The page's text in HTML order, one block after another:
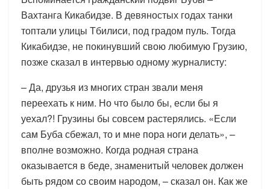
Вахтанга Кикабидзе. В девяностых годах танки
топтали улицы Тбилиси, под градом пуль. Тогда
Кикабидзе, не покинувший свою любимую Грузию,
позже сказал в интервью одному журналисту:
– Да, друзья из многих стран звали меня
переехать к ним. Но что было бы, если бы я
уехал?! Грузины бы совсем растерялись. «Если
сам Буба сбежал, то и мне пора ноги делать», –
вполне возможно. Когда родная страна
оказывается в беде, знаменитый человек должен
быть рядом со своим народом, – сказал он. Как же